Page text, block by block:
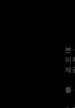
본
이
제
를